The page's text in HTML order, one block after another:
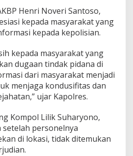
Henri Noveri Santoso,
kepada masyarakat yang
kepada kepolisian.
kepada masyarakat yang
dugaan tindak pidana di
dari masyarakat menjadi
menjaga kondusifitas dan
ujar Kapolres.
Kompol Lilik Suharyono,
setelah personelnya
di lokasi, tidak ditemukan